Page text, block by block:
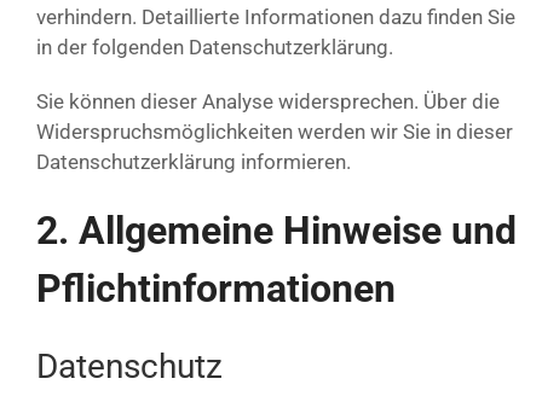
verhindern. Detaillierte Informationen dazu finden Sie
in der folgenden Datenschutzerklärung.
Sie können dieser Analyse widersprechen. Über die
Widerspruchsmöglichkeiten werden wir Sie in dieser
Datenschutzerklärung informieren.
2. Allgemeine Hinweise und
Pflichtinformationen
Datenschutz